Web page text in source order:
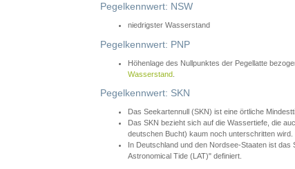
Pegelkennwert: NSW
niedrigster Wasserstand
Pegelkennwert: PNP
Höhenlage des Nullpunktes der Pegellatte
Wasserstand
Pegelkennwert: SKN
Das Seekartennull (SKN) ist eine örtliche
Das SKN bezieht sich auf die Wassertiefe, die
deutschen Bucht) kaum noch unterschritten wird.
In Deutschland und den Nordsee-Staaten ist
Astronomical Tide (LAT)" definiert.